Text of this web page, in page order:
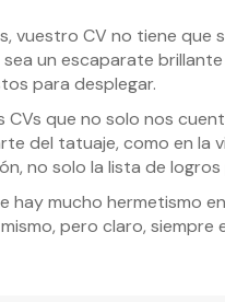
vuestro CV no tiene que
un escaparate
para desplegar.
que no solo nos
del tatuaje, como en la
no solo la lista de logros
hay mucho hermetismo
pero claro,